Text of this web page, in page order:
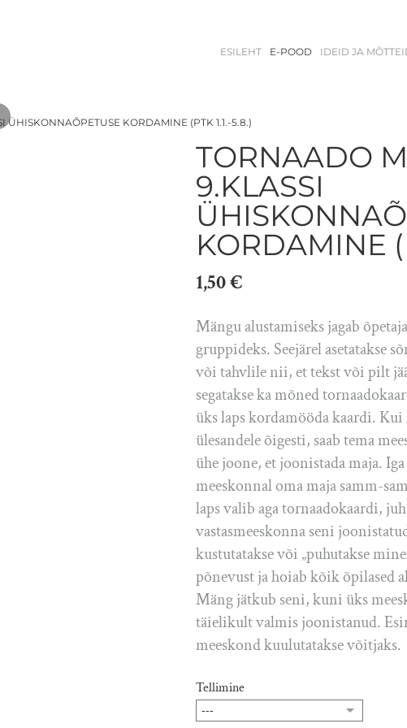
ESILEHT E-POOD IDEID JA
ÜHISKONNAÕPETUSE KORDAMINE (PTK 1.1.-5.8.)
TORNAADO
9.KLASSI
KORDAMINE
1,50 €
Mängu alustamiseks jagab
gruppideks. Seejärel asetatakse
või tahvlile nii, et tekst või pilt
segatakse ka mõned
üks laps kordamööda kaardi. Kui
ülesandele õigesti, saab tema
ühe joone, et joonistada maja.
meeskonnal oma maja samm-
laps valib aga tornaadokaardi,
vastasmeeskonna seni
kustutatakse või „puhutakse
põnevust ja hoiab kõik õpilased
Mäng jätkub seni, kuni üks
täielikult valmis joonistanud.
meeskond kuulutatakse võitjaks.
Tellimine